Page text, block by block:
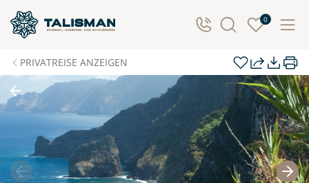
0
PRIVATREISE ANZEIGEN
Individuelle Anfrage
Herzlichen Dank für Ihre Kontaktaufnahme! Ihr Urlaub
- so individuell wie Sie. Teilen Sie uns Ihre
Wunschtermine für die Reise mit. Wir prüfen die
Verfügbarkeit und kontaktieren Sie, um alles Weitere
zu besprechen. Gemeinsam gestalten wir Ihre
Traumreise.
Persönliche Daten